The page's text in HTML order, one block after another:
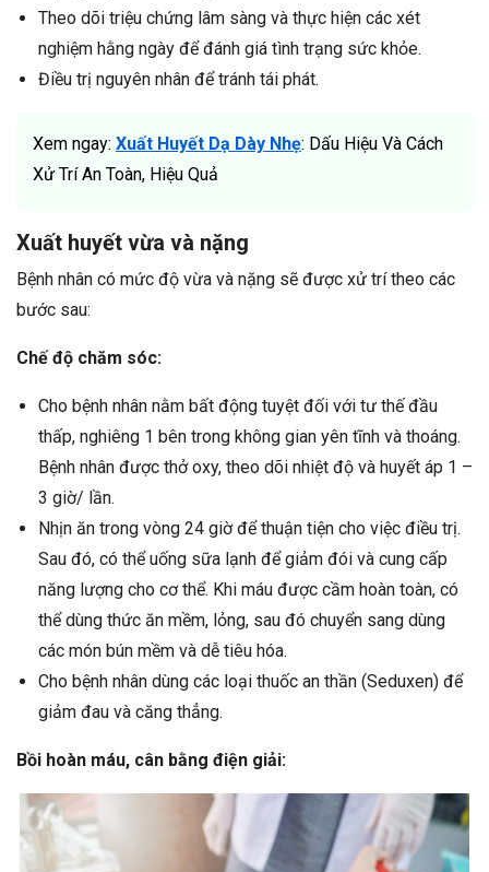
Theo dõi triệu chứng lâm sàng và thực hiện các xét
nghiệm hằng ngày để đánh giá tình trạng sức khỏe.
Điều trị nguyên nhân để tránh tái phát.
Xem ngay: Xuất Huyết Dạ Dày Nhẹ: Dấu Hiệu Và Cách
Xử Trí An Toàn, Hiệu Quả
Xuất huyết vừa và nặng
Bệnh nhân có mức độ vừa và nặng sẽ được xử trí theo các
bước sau:
Chế độ chăm sóc:
Cho bệnh nhân nằm bất động tuyệt đối với tư thế đầu
thấp, nghiêng 1 bên trong không gian yên tĩnh và thoáng.
Bệnh nhân được thở oxy, theo dõi nhiệt độ và huyết áp 1 –
3 giờ/ lần.
Nhịn ăn trong vòng 24 giờ để thuận tiện cho việc điều trị.
Sau đó, có thể uống sữa lạnh để giảm đói và cung cấp
năng lượng cho cơ thể. Khi máu được cầm hoàn toàn, có
thể dùng thức ăn mềm, lỏng, sau đó chuyển sang dùng
các món bún mềm và dễ tiêu hóa.
Cho bệnh nhân dùng các loại thuốc an thần (Seduxen) để
giảm đau và căng thẳng.
Bồi hoàn máu, cân bằng điện giải: